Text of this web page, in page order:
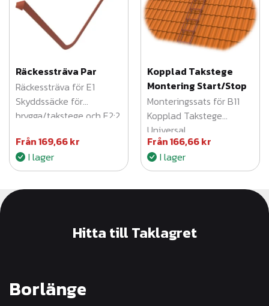
Räckessträva Par
Räckessträva för E1
Skyddssäcke för
brygga/takstege och E2:2
för sparklist
Från169,66kr
I lager
Kopplad Takstege
Montering Start/Stop
Monteringssats för B11
Kopplad Takstege
Universal
Från166,66kr
I lager
Hitta till Taklagret
Borlänge